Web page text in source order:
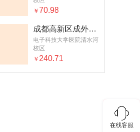
在线客服
￥ 70.98
成都高新区成外高级中学
电子科技大学医院清水河
校区
￥ 240.71